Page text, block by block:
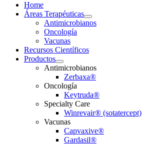
Home
Áreas Terapéuticas
Open
submenu
Antimicrobianos
Oncología
Vacunas
Recursos Científicos
Productos
Open
submenu
Antimicrobianos
Zerbaxa®
Oncología
Keytruda®
Specialty Care
Winrevair® (sotatercept)
Vacunas
Capvaxive®
Gardasil®